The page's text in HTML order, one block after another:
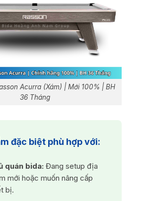
Acurra (Xám) | Mới 100% | BH
36 Tháng
đặc biệt phù hợp với:
quán bida: Đang setup địa
mới hoặc muốn nâng cấp
bị.